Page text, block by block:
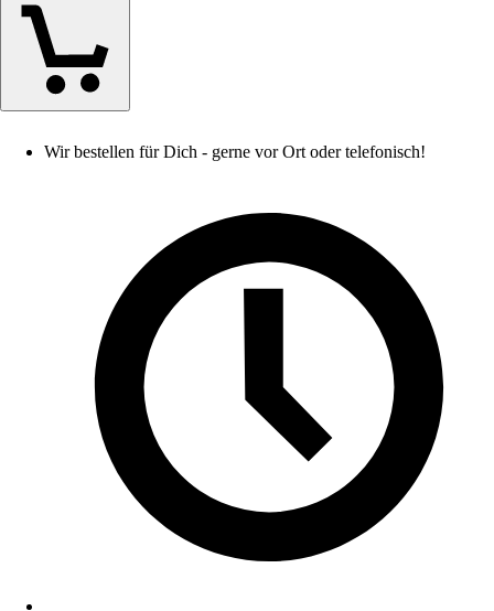
Wir bestellen für Dich - gerne vor Ort oder telefonisch!